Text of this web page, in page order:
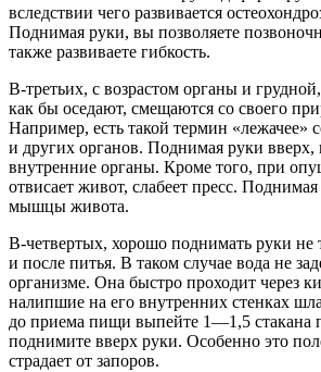
вследствии чего развивается
Поднимая руки, вы позволяете
также развиваете гибкость.
В-третьих, с возрастом органы и
как бы оседают, смещаются со своего
Например, есть такой термин «лежачее»
и других органов. Поднимая руки
внутренние органы. Кроме того, при
отвисает живот, слабеет пресс.
мышцы живота.
В-четвертых, хорошо поднимать руки не
и после питья. В таком случае вода не
организме. Она быстро проходит через
налипшие на его внутренних стенках
до приема пищи выпейте 1—1,5 стакана
поднимите вверх руки. Особенно это
страдает от запоров.